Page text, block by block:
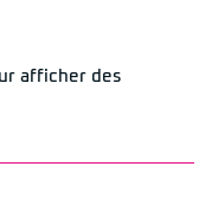
afficher des